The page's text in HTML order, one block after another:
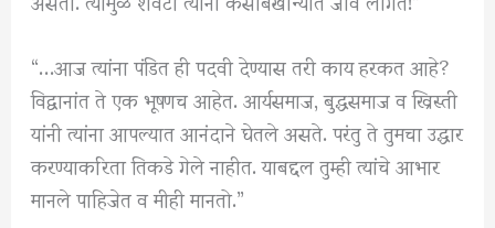
“…आज त्यांना पंडित ही पदवी देण्यास तरी काय हरकत आहे?
विद्वानांत ते एक भूषणच आहेत. आर्यसमाज, बुद्धसमाज व ख्रिस्ती
यांनी त्यांना आपल्यात आनंदाने घेतले असते. परंतु ते तुमचा उद्धार
करण्याकरिता तिकडे गेले नाहीत. याबद्दल तुम्ही त्यांचे आभार
मानले पाहिजेत व मीही मानतो.”